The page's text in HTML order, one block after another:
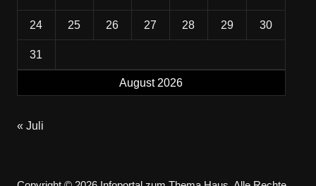
August 2026
24 25 26 27 28 29 30
31
« Juli